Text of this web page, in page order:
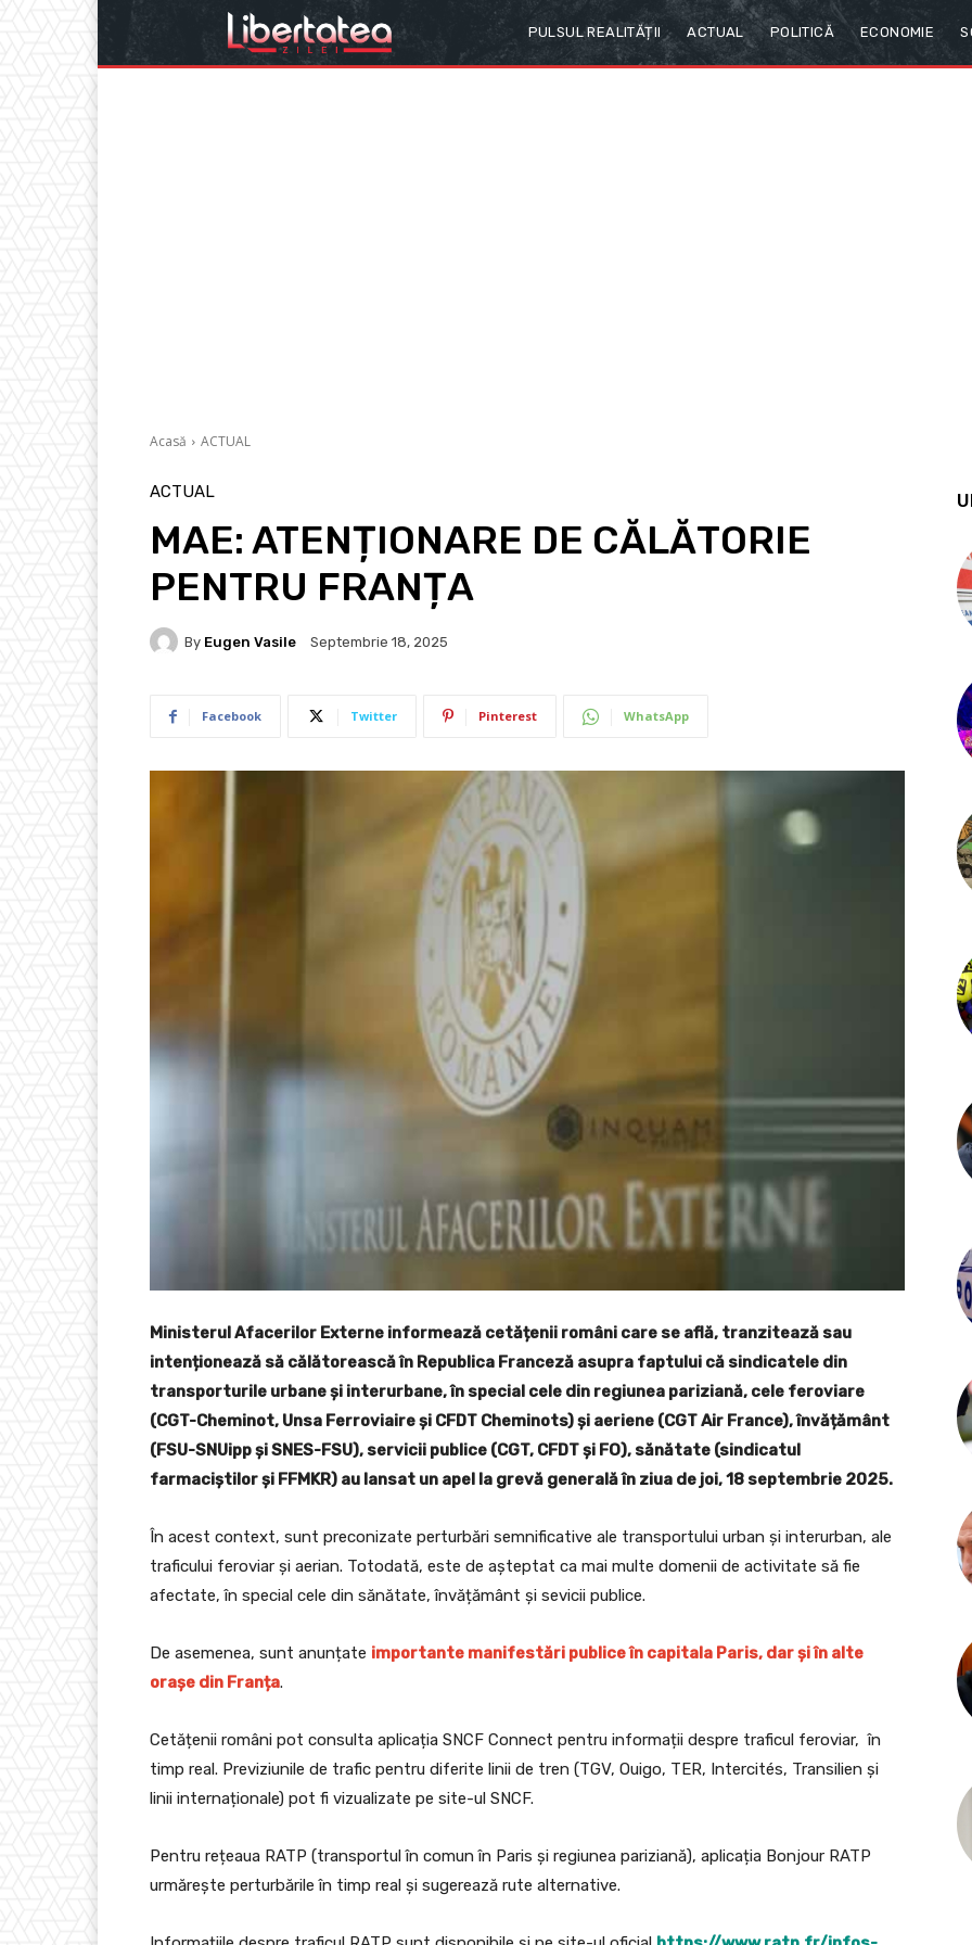
PULSUL REALITĂȚII ACTUAL POLITICĂ ECONOMIE
Acasă ACTUAL
ACTUAL
MAE: ATENȚIONARE DE CĂLĂTORIE
PENTRU FRANȚA
By Eugen Vasile Septembrie 18, 2025
Facebook Twitter Pinterest WhatsApp
Ministerul Afacerilor Externe informează cetățenii români care se află, tranzitează sau
intenționează să călătorească în Republica Franceză asupra faptului că sindicatele din
transporturile urbane și interurbane, în special cele din regiunea pariziană, cele feroviare
(CGT-Cheminot, Unsa Ferroviaire și CFDT Cheminots) și aeriene (CGT Air France), învățământ
(FSU-SNUipp și SNES-FSU), servicii publice (CGT, CFDT și FO), sănătate (sindicatul
farmaciștilor și FFMKR) au lansat un apel la grevă generală în ziua de joi, 18 septembrie 2025.
În acest context, sunt preconizate perturbări semnificative ale transportului urban și interurban, ale
traficului feroviar și aerian. Totodată, este de așteptat ca mai multe domenii de activitate să fie
afectate, în special cele din sănătate, învățământ și sevicii publice.
De asemenea, sunt anunțate importante manifestări publice în capitala Paris, dar și în alte
orașe din Franța.
Cetățenii români pot consulta aplicația SNCF Connect pentru informații despre traficul feroviar, în
timp real. Previziunile de trafic pentru diferite linii de tren (TGV, Ouigo, TER, Intercités, Transilien și
linii internaționale) pot fi vizualizate pe site-ul SNCF.
Pentru rețeaua RATP (transportul în comun în Paris și regiunea pariziană), aplicația Bonjour RATP
urmărește perturbările în timp real și sugerează rute alternative.